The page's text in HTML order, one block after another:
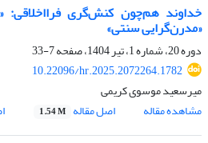
خداوند هم‌چون کنش‌گری فرااخلاقی:
«مدرن‌گرایی سنتی»
دوره 20، شماره 1، تیر 1404، صفحه
7-33
10.22096/hr.2025.2072264.1782
میرسعید موسوی کریمی
مشاهده مقاله
اصل مقاله 1.54 M